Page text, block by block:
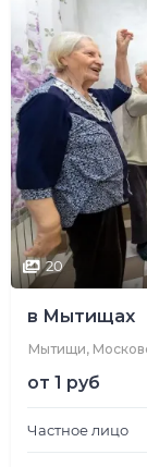
20
в Мытищах
Мытищи,
от 1 руб
Частное лицо